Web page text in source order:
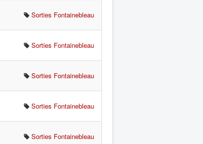
Sorties Fontainebleau
Sorties Fontainebleau
Sorties Fontainebleau
Sorties Fontainebleau
Sorties Fontainebleau